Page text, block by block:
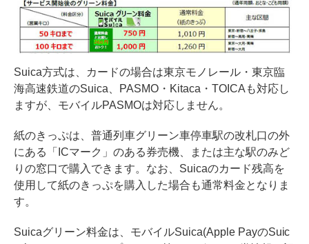
Suica方式は、カードの場合は東京モノレール・東京臨
海高速鉄道のSuica、PASMO・Kitaca・TOICAも対応し
ますが、モバイルPASMOは対応しません。
紙のきっぷは、普通列車グリーン車停車駅の改札口の外
にある「ICマーク」のある券売機、または主な駅のみど
りの窓口で購入できます。なお、Suicaのカード残高を
使用して紙のきっぷを購入した場合も通常料金となりま
す。
Suicaグリーン料金は、モバイルSuica(Apple PayのSuic